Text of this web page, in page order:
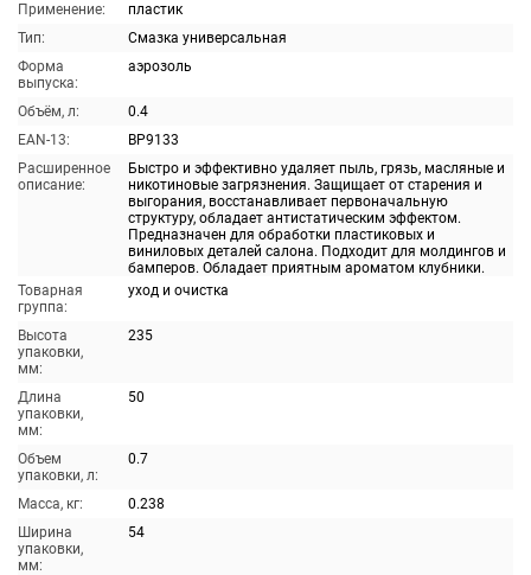
Применение:
пластик
Тип:
Смазка универсальная
Форма
выпуска:
аэрозоль
Объём, л:
0.4
EAN-13:
BP9133
Расширенное
описание:
Быстро и эффективно удаляет пыль, грязь, масляные и
никотиновые загрязнения. Защищает от старения и
выгорания, восстанавливает первоначальную
структуру, обладает антистатическим эффектом.
Предназначен для обработки пластиковых и
виниловых деталей салона. Подходит для молдингов и
бамперов. Обладает приятным ароматом клубники.
Товарная
группа:
уход и очистка
Высота
упаковки,
мм:
235
Длина
упаковки,
мм:
50
Объем
упаковки, л:
0.7
Масса, кг:
0.238
Ширина
упаковки,
мм:
54